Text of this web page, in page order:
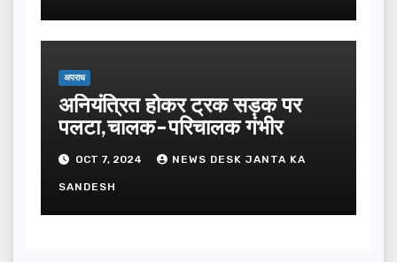
अपराध
अनियंत्रित होकर ट्रक सड़क पर
पलटा,चालक-परिचालक गंभीर
OCT 7, 2024 NEWS DESK JANTA KA
SANDESH